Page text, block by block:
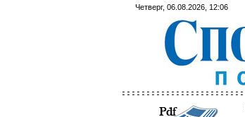
Четверг, 06.08.2026, 12:06